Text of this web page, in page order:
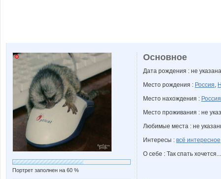
Портрет заполнен на 60 %
Основное
Дата рождения : не указана
Место рождения : Россия,
Место нахождения : Россия
Место проживания : не
Любимые места : не
Интересы : всё интересное
О себе : Так спать